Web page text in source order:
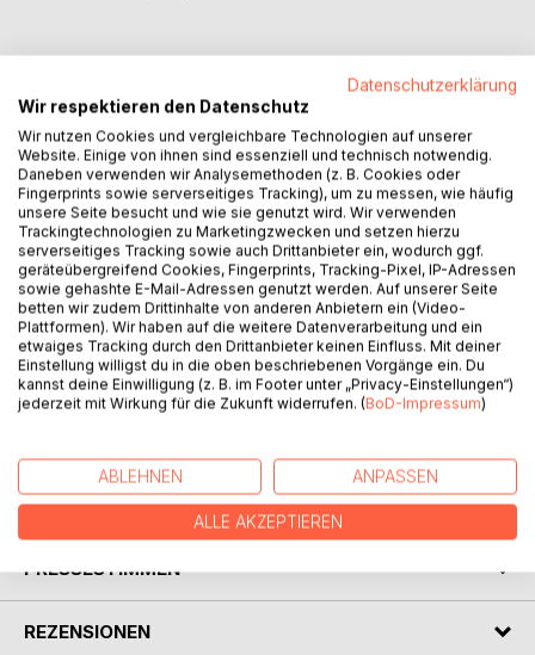
BESCHREIBUNG
Die Pforten der Hölle öffnen sich über Bismarck. Die
Trommeln rufen zur letzten Schlacht gegen Alpha und ihr
Erdprotektorat. Die Pläne sind geschmiedet, doch auch die
KI ist nicht tatenlos geblieben und als es zum ersten
Aufeinandertreffen der verfeindeten Streitkräfte kommt,
beginnen Allianzen zu bröckeln und das erste Opfer der
erbarmungslosen Gefechte wird die Hoffnung.
Captain Jeremy Brandt und seine Crew müssen in der
Tiefe des Alls neue Verbündete finden, während Inspektor
Pascal Takahashi verzweifelt versucht, die Kolonisten des
AUTOR/IN
PRESSESTIMMEN
REZENSIONEN
Datenschutzerklärung
Wir respektieren den Datenschutz
Wir nutzen Cookies und vergleichbare Technologien auf unserer
Website. Einige von ihnen sind essenziell und technisch notwendig.
Daneben verwenden wir Analysemethoden (z. B. Cookies oder
Fingerprints sowie serverseitiges Tracking), um zu messen, wie häufig
unsere Seite besucht und wie sie genutzt wird. Wir verwenden
Trackingtechnologien zu Marketingzwecken und setzen hierzu
serverseitiges Tracking sowie auch Drittanbieter ein, wodurch ggf.
geräteübergreifend Cookies, Fingerprints, Tracking-Pixel, IP-Adressen
sowie gehashte E-Mail-Adressen genutzt werden. Auf unserer Seite
betten wir zudem Drittinhalte von anderen Anbietern ein (Video-
Plattformen). Wir haben auf die weitere Datenverarbeitung und ein
etwaiges Tracking durch den Drittanbieter keinen Einfluss. Mit deiner
Einstellung willigst du in die oben beschriebenen Vorgänge ein. Du
kannst deine Einwilligung (z. B. im Footer unter „Privacy-Einstellungen“)
jederzeit mit Wirkung für die Zukunft widerrufen. (BoD-Impressum)
ABLEHNEN ANPASSEN
ALLE AKZEPTIEREN